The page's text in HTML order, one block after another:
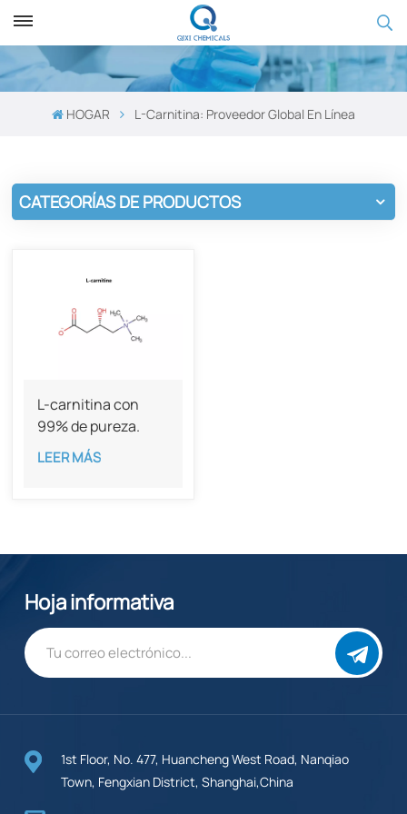
HOGAR L-Carnitina: Proveedor Global En Línea
CATEGORÍAS DE PRODUCTOS
L-carnitina con
99% de pureza.
CAS 541-15-1
LEER MÁS
Hoja informativa
1st Floor, No. 477, Huancheng West Road, Nanqiao
Town, Fengxian District, Shanghai,China